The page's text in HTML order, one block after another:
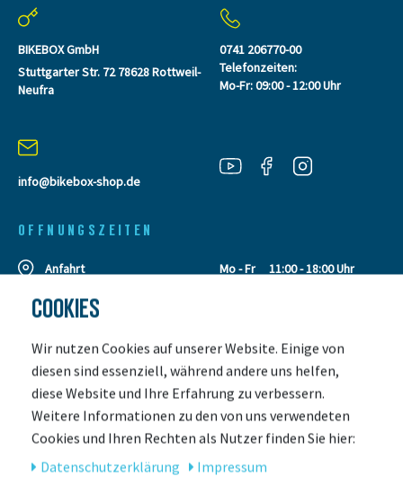
BIKEBOX GmbH
Stuttgarter Str. 72 78628 Rottweil-
Neufra
info@bikebox-shop.de
0741 206770-00
Telefonzeiten:
Mo-Fr: 09:00 - 12:00 Uhr
OFFNUNGSZEITEN
Anfahrt Mo - Fr
11:00 - 18:00 Uhr
Leasing
Leasing Anfrage
Retouren
Leasing Rechner
Unser Team
Kontakt
Kundengalerie
COOKIES
Wir nutzen Cookies auf unserer Website. Einige von
diesen sind essenziell, während andere uns helfen,
diese Website und Ihre Erfahrung zu verbessern.
Weitere Informationen zu den von uns verwendeten
Cookies und Ihren Rechten als Nutzer finden Sie hier:
Daten­schutz­erklärung
Impressum